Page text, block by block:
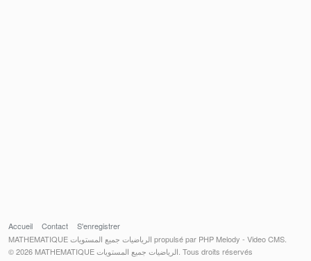
Accueil Contact
S'enregistrer
MATHEMATIQUE الرياضيات جميع المستويات propulsé par PHP Melody - Video CMS.
© 2026 MATHEMATIQUE الرياضيات جميع المستويات. Tous droits réservés